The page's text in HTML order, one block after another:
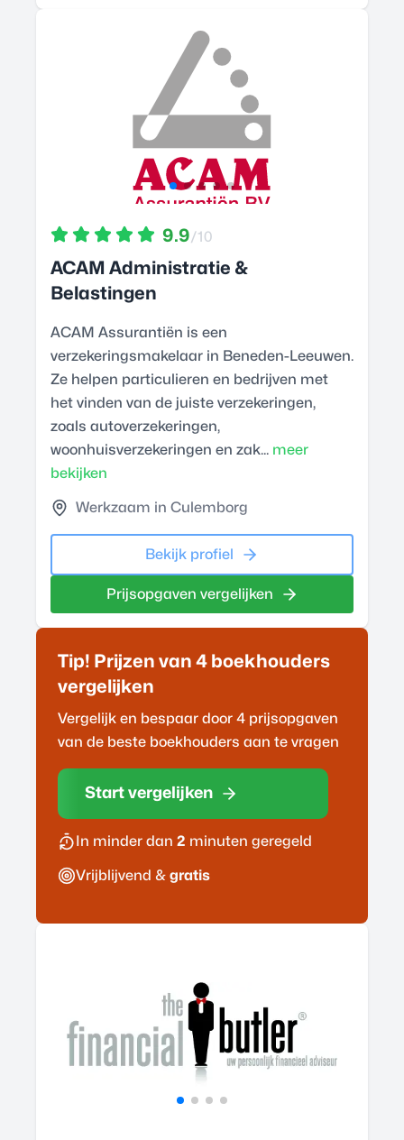
9.9/10
ACAM Administratie &
Belastingen
ACAM Assurantiën is een
verzekeringsmakelaar in Beneden-Leeuwen.
Ze helpen particulieren en bedrijven met
het vinden van de juiste verzekeringen,
zoals autoverzekeringen,
woonhuisverzekeringen en zak... meer
bekijken
Werkzaam in Culemborg
Bekijk profiel
Prijsopgaven vergelijken
Tip! Prijzen van 4 boekhouders
vergelijken
Vergelijk en bespaar door 4 prijsopgaven
van de beste boekhouders aan te vragen
Start vergelijken
In minder dan 2 minuten geregeld
Vrijblijvend & gratis